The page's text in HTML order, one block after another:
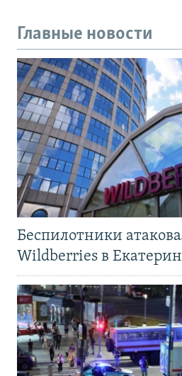
Главные новости
Беспилотники
Wildberries в